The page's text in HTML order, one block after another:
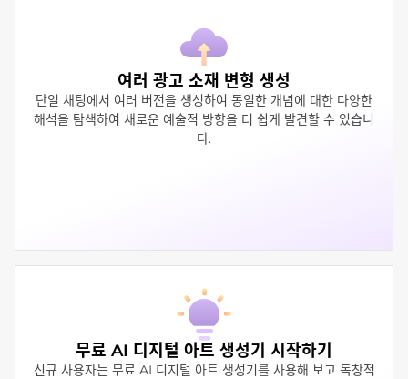
여러 광고 소재 변형 생성
단일 채팅에서 여러 버전을 생성하여 동일한 개념에 대한 다양한
해석을 탐색하여 새로운 예술적 방향을 더 쉽게 발견할 수 있습니
다.
무료 AI 디지털 아트 생성기 시작하기
신규 사용자는 무료 AI 디지털 아트 생성기를 사용해 보고 독창적